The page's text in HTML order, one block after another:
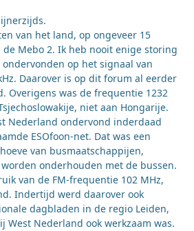
van het land, op ongeveer 15
Mebo 2. Ik heb nooit enige storing
ondervonden op het signaal van
Daarover is op dit forum al eerder
Overigens was de frequentie 1232
niet aan Hongarije.
Nederland ondervond inderdaad
ESOfoon-net. Dat was een
van busmaatschappijen,
onderhouden met de bussen.
van de FM-frequentie 102 MHz,
Indertijd werd daarover ook
dagbladen in de regio Leiden,
West Nederland ook werkzaam was.